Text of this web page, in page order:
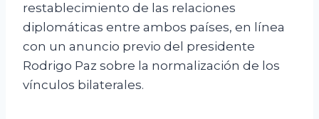
restablecimiento de las relaciones
diplomáticas entre ambos países, en línea
con un anuncio previo del presidente
Rodrigo Paz sobre la normalización de los
vínculos bilaterales.